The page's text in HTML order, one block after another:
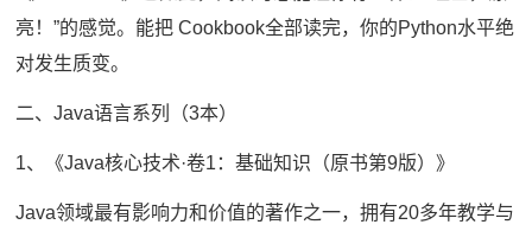
亮！”的感觉。能把 Cookbook全部读完，你的Python水平绝
对发生质变。
二、Java语言系列（3本）
1、《Java核心技术·卷1：基础知识（原书第9版）》
Java领域最有影响力和价值的著作之一，拥有20多年教学与